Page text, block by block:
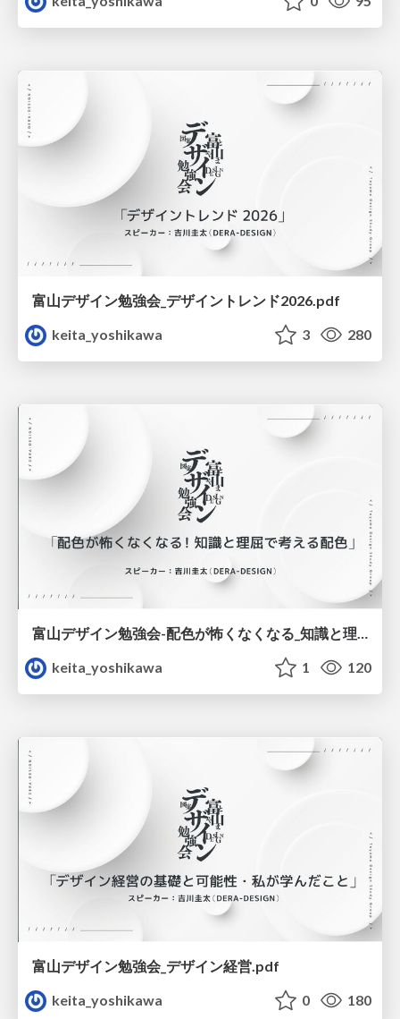
富山デザイン勉強会_デザイントレンド2026.pdf
keita_yoshikawa
3 280
富山デザイン勉強会-配色が怖くなくなる_知識と理屈で考える配色.pdf
keita_yoshikawa
1 120
富山デザイン勉強会_デザイン経営.pdf
keita_yoshikawa
0 180